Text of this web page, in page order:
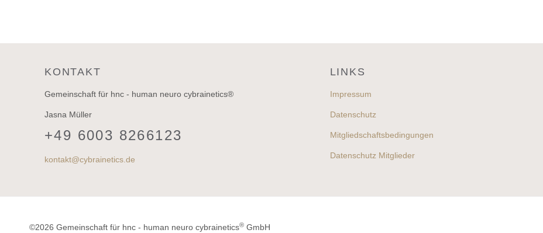
KONTAKT
Gemeinschaft für hnc - human neuro cybrainetics®
Jasna Müller
+49 6003 8266123
kontakt@cybrainetics.de
LINKS
Impressum
Datenschutz
Mitgliedschaftsbedingungen
Datenschutz Mitglieder
©2026 Gemeinschaft für hnc - human neuro cybrainetics® GmbH